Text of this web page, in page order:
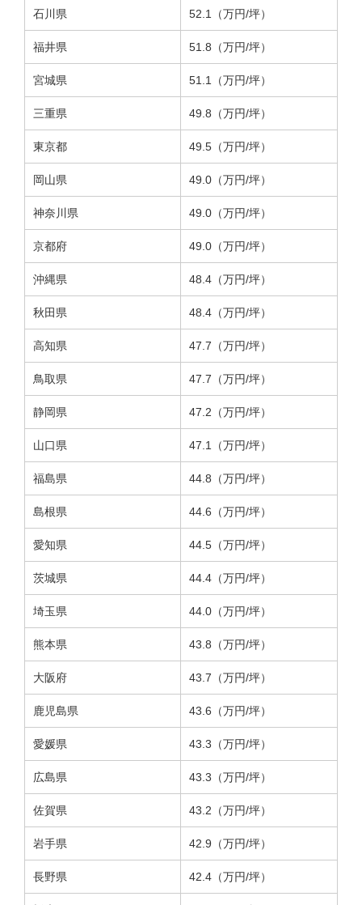
石川県 52.1（万円/坪）
福井県 51.8（万円/坪）
宮城県 51.1（万円/坪）
三重県 49.8（万円/坪）
東京都 49.5（万円/坪）
岡山県 49.0（万円/坪）
神奈川県 49.0（万円/坪）
京都府 49.0（万円/坪）
沖縄県 48.4（万円/坪）
秋田県 48.4（万円/坪）
高知県 47.7（万円/坪）
鳥取県 47.7（万円/坪）
静岡県 47.2（万円/坪）
山口県 47.1（万円/坪）
福島県 44.8（万円/坪）
島根県 44.6（万円/坪）
愛知県 44.5（万円/坪）
茨城県 44.4（万円/坪）
埼玉県 44.0（万円/坪）
熊本県 43.8（万円/坪）
大阪府 43.7（万円/坪）
鹿児島県 43.6（万円/坪）
愛媛県 43.3（万円/坪）
広島県 43.3（万円/坪）
佐賀県 43.2（万円/坪）
岩手県 42.9（万円/坪）
長野県 42.4（万円/坪）